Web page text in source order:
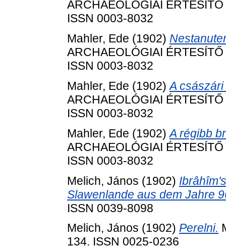
ARCHAEOLÓGIAI
ISSN 0003-8032
Mahler, Ede (1902)
ARCHAEOLÓGIAI
ISSN 0003-8032
Mahler, Ede (1902)A
ARCHAEOLÓGIAI
ISSN 0003-8032
Mahler, Ede (1902)A régibb
ARCHAEOLÓGIAI
ISSN 0003-8032
Melich, János (1902)
Slawenlande aus dem Jahre
ISSN 0039-8098
Melich, János (1902) Perelni.
134. ISSN 0025-0236